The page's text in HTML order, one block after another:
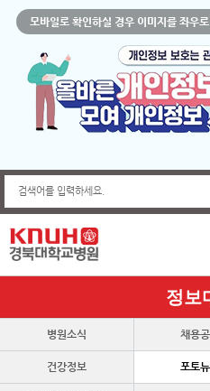
모바일로 확인하실 경우 이미지를 좌우
검색어를 입력하세요.
정보
병원소식 채용
건강정보 포토